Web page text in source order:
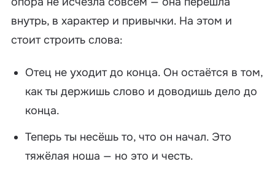
внутрь, в характер и привычки. На этом и
стоит строить слова:
Отец не уходит до конца. Он остаётся в том,
как ты держишь слово и доводишь дело до
конца.
Теперь ты несёшь то, что он начал. Это
тяжёлая ноша — но это и честь.